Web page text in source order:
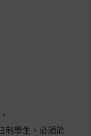
制學生，必須於